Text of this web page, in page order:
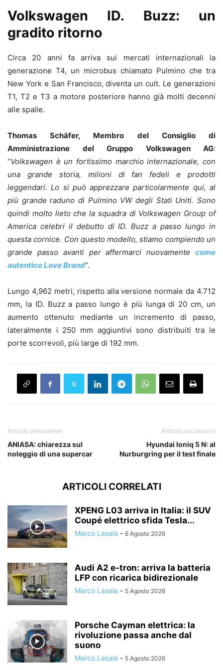
Volkswagen ID. Buzz: un
gradito ritorno
Circa 20 anni fa arriva sui mercati internazionali la
generazione T4, un microbus chiamato Pulmino che tra
New York e San Francisco, diventa un cult. Le generazioni
T1, T2 e T3 a motore posteriore hanno già molti decenni
alle spalle.
Thomas Schäfer, Membro del Consiglio di
Amministrazione del Gruppo Volkswagen AG:
“Volkswagen è un fortissimo marchio internazionale, con
una grande storia, milioni di fan fedeli e prodotti
leggendari. Lo si può apprezzare particolarmente qui, al
più grande raduno di Pulmino VW degli Stati Uniti. Sono
quindi molto lieto che la squadra di Volkswagen Group of
America celebri il debutto di ID. Buzz a passo lungo in
questa cornice. Con questo modello, stiamo compiendo un
grande passo avanti per affermarci nuovamente come
autentico Love Brand”.
Lungo 4,962 metri, rispetto alla versione normale da 4.712
mm, la ID. Buzz a passo lungo è più lunga di 20 cm, un
aumento ottenuto mediante un incremento di passo,
lateralmente i 250 mm aggiuntivi sono distribuiti tra le
porte scorrevoli, più large di 192 mm.
Articolo precedente
ANIASA: chiarezza sul
noleggio di una supercar
Articolo successivo
Hyundai Ioniq 5 N: al
Nurburgring per il test finale
ARTICOLI CORRELATI
XPENG L03 arriva in Italia: il SUV
Coupé elettrico sfida Tesla...
Marco Lasala - 6 Agosto 2026
Audi A2 e-tron: arriva la batteria
LFP con ricarica bidirezionale
Marco Lasala - 5 Agosto 2026
Porsche Cayman elettrica: la
rivoluzione passa anche dal
suono
Marco Lasala - 5 Agosto 2026